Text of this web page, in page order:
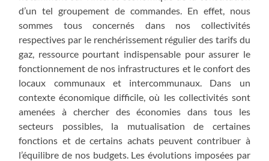
d’un tel groupement de commandes. En effet, nous
sommes tous concernés dans nos collectivités
respectives par le renchérissement régulier des tarifs du
gaz, ressource pourtant indispensable pour assurer le
fonctionnement de nos infrastructures et le confort des
locaux communaux et intercommunaux. Dans un
contexte économique difficile, où les collectivités sont
amenées à chercher des économies dans tous les
secteurs possibles, la mutualisation de certaines
fonctions et de certains achats peuvent contribuer à
l’équilibre de nos budgets. Les évolutions imposées par